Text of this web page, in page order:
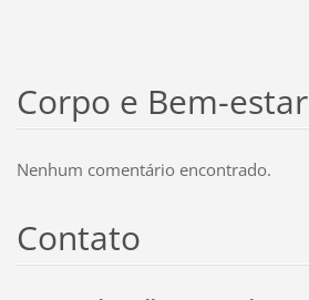
Corpo e Bem-estar
Nenhum comentário encontrado.
Contato